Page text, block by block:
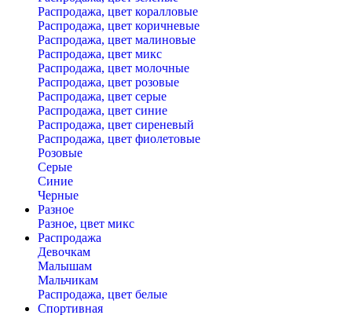
Распродажа, цвет коралловые
Распродажа, цвет коричневые
Распродажа, цвет малиновые
Распродажа, цвет микс
Распродажа, цвет молочные
Распродажа, цвет розовые
Распродажа, цвет серые
Распродажа, цвет синие
Распродажа, цвет сиреневый
Распродажа, цвет фиолетовые
Розовые
Серые
Синие
Черные
Разное
Разное, цвет микс
Распродажа
Девочкам
Малышам
Мальчикам
Распродажа, цвет белые
Спортивная